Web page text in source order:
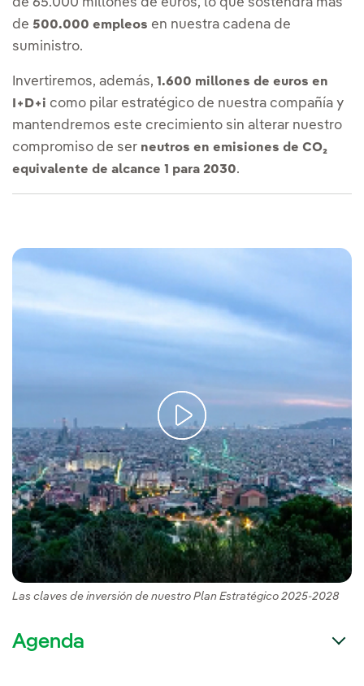
de 500.000 empleos en nuestra cadena de
suministro.
Invertiremos, además, 1.600 millones de euros en
I+D+i como pilar estratégico de nuestra compañía y
mantendremos este crecimiento sin alterar nuestro
compromiso de ser neutros en emisiones de CO₂
equivalente de alcance 1 para 2030.
Las claves de inversión de nuestro Plan Estratégico 2025-2028
Agenda